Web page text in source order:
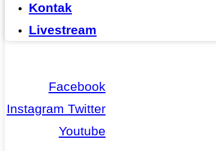
Kontak
Livestream
Facebook
Instagram Twitter
Youtube